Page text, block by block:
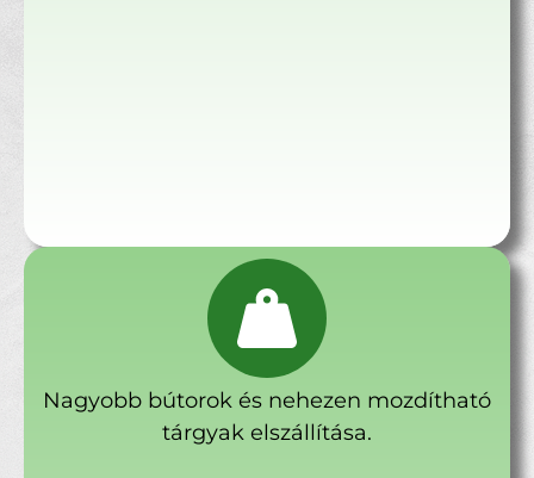
Nagyobb bútorok és nehezen mozdítható
tárgyak elszállítása.